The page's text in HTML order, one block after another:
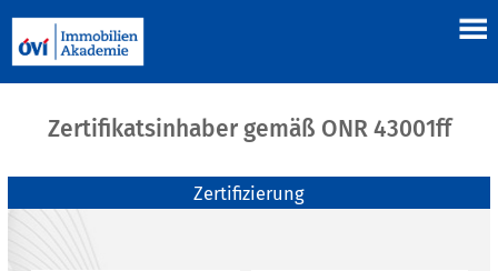
Zertifikatsinhaber gemäß ONR 43001ff
Zertifizierung